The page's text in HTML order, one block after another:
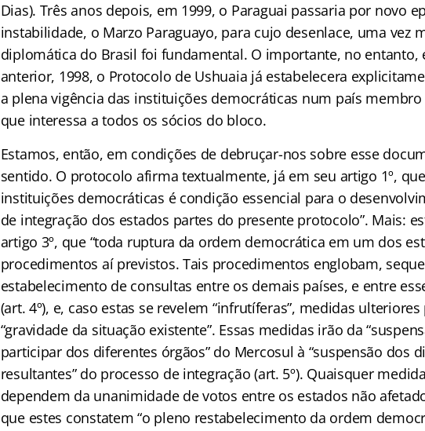
Dias). Três anos depois, em 1999, o Paraguai passaria por novo
instabilidade, o Marzo Paraguayo, para cujo desenlace, uma vez
diplomática do Brasil foi fundamental. O importante, no entanto,
anterior, 1998, o Protocolo de Ushuaia já estabelecera
a plena vigência das instituições democráticas num país
que interessa a todos os sócios do bloco.
Estamos, então, em condições de debruçar-nos sobre esse
sentido. O protocolo afirma textualmente, já em seu artigo 1º,
instituições democráticas é condição essencial para o
de integração dos estados partes do presente protocolo”. Mais:
artigo 3º, que “toda ruptura da ordem democrática em um dos
procedimentos aí previstos. Tais procedimentos englobam,
estabelecimento de consultas entre os demais países, e entre
(art. 4º), e, caso estas se revelem “infrutíferas”, medidas
“gravidade da situação existente”. Essas medidas irão da
participar dos diferentes órgãos” do Mercosul à “suspensão dos
resultantes” do processo de integração (art. 5º). Quaisquer
dependem da unanimidade de votos entre os estados não
que estes constatem “o pleno restabelecimento da ordem